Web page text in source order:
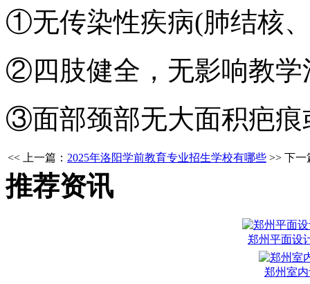
①无传染性疾病(肺结核
②四肢健全，无影响教学
③面部颈部无大面积疤痕
<< 上一篇： 2025年洛阳学前教育专业招生学校有哪些 >> 下一
推荐资讯
郑州平面设
郑州室